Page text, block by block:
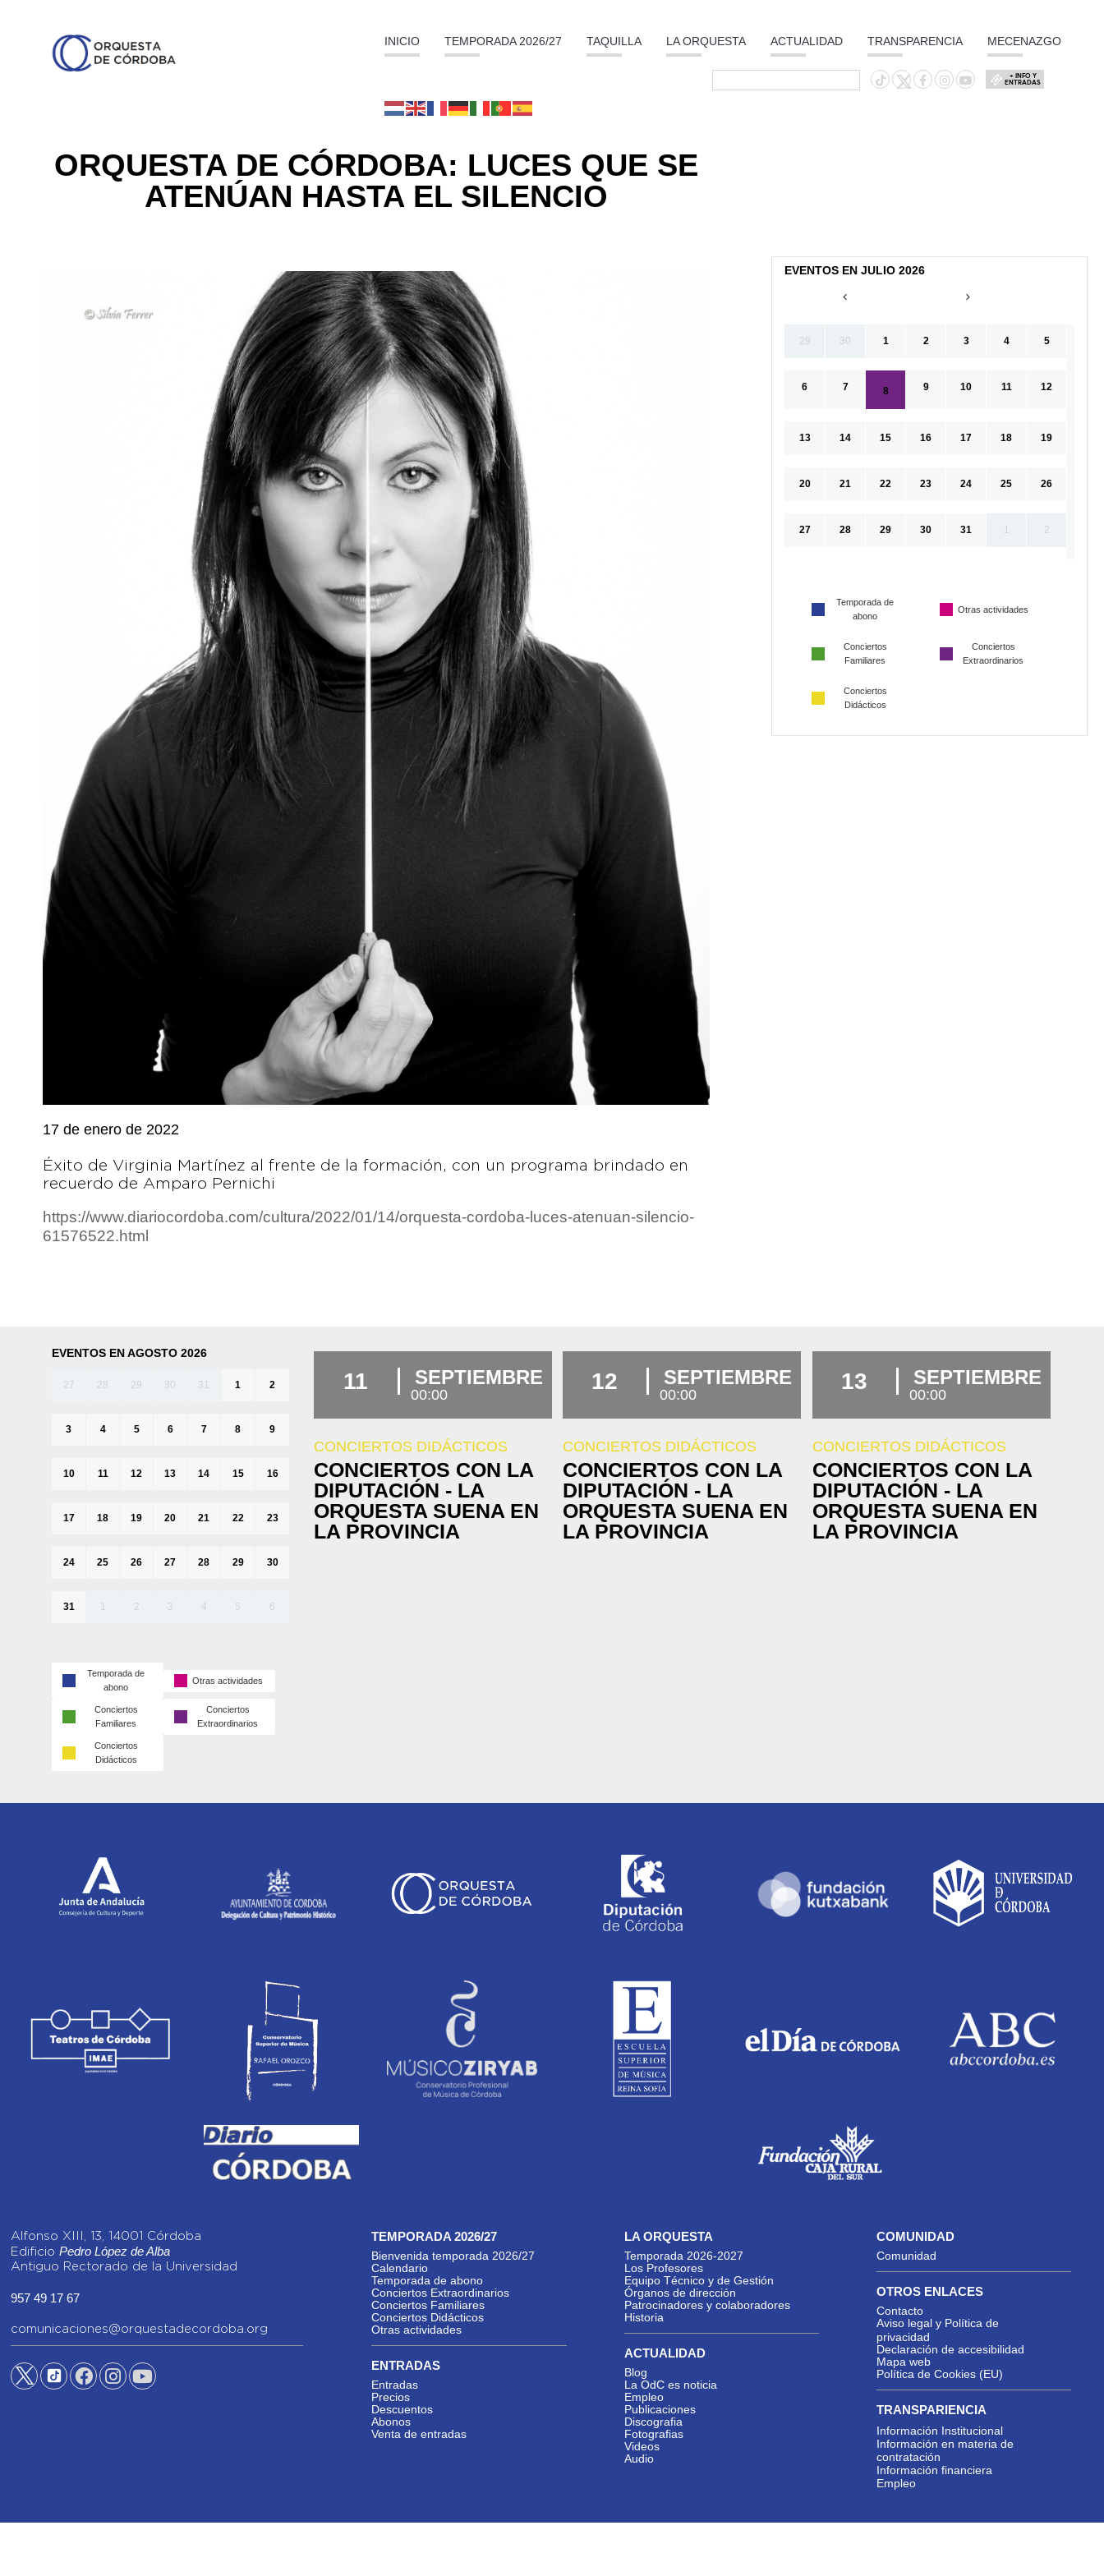
INICIO TEMPORADA 2026/27 TAQUILLA LA ORQUESTA ACTUALIDAD TRANSPARENCIA MECENAZGO
+ INFO Y
ENTRADAS
ORQUESTA DE CÓRDOBA: LUCES QUE SE
ATENÚAN HASTA EL SILENCIO
17 de enero de 2022
Éxito de Virginia Martínez al frente de la formación, con un programa brindado en
recuerdo de Amparo Pernichi
https://www.diariocordoba.com/cultura/2022/01/14/orquesta-cordoba-luces-atenuan-silencio-
61576522.html
EVENTOS EN JULIO 2026
29 30 1 2 3 4 5
6 7 8 9 10 11 12
13 14 15 16 17 18 19
20 21 22 23 24 25 26
27 28 29 30 31 1 2
Temporada de
abono
Otras actividades
Conciertos
Familiares
Conciertos
Extraordinarios
Conciertos
Didácticos
EVENTOS EN AGOSTO 2026
27 28 29 30 31 1 2
3 4 5 6 7 8 9
10 11 12 13 14 15 16
17 18 19 20 21 22 23
24 25 26 27 28 29 30
31 1 2 3 4 5 6
Temporada de
abono
Otras actividades
Conciertos
Familiares
Conciertos
Extraordinarios
Conciertos
Didácticos
11 SEPTIEMBRE
00:00
CONCIERTOS DIDÁCTICOS
CONCIERTOS CON LA
DIPUTACIÓN - LA
ORQUESTA SUENA EN
LA PROVINCIA
12 SEPTIEMBRE
00:00
CONCIERTOS DIDÁCTICOS
CONCIERTOS CON LA
DIPUTACIÓN - LA
ORQUESTA SUENA EN
LA PROVINCIA
13 SEPTIEMBRE
00:00
CONCIERTOS DIDÁCTICOS
CONCIERTOS CON LA
DIPUTACIÓN - LA
ORQUESTA SUENA EN
LA PROVINCIA
Alfonso XIII, 13, 14001 Córdoba
EdificioPedro López de Alba
Antiguo Rectorado de la Universidad
957 49 17 67
comunicaciones@orquestadecordoba.org
TEMPORADA 2026/27
Bienvenida temporada 2026/27
Calendario
Temporada de abono
Conciertos Extraordinarios
Conciertos Familiares
Conciertos Didácticos
Otras actividades
ENTRADAS
Entradas
Precios
Descuentos
Abonos
Venta de entradas
LA ORQUESTA
Temporada 2026-2027
Los Profesores
Equipo Técnico y de Gestión
Órganos de dirección
Patrocinadores y colaboradores
Historia
ACTUALIDAD
Blog
La OdC es noticia
Empleo
Publicaciones
Discografia
Fotografias
Videos
Audio
COMUNIDAD
Comunidad
OTROS ENLACES
Contacto
Aviso legal y Política de
privacidad
Declaración de accesibilidad
Mapa web
Política de Cookies (EU)
TRANSPARIENCIA
Información Institucional
Información en materia de
contratación
Información financiera
Empleo